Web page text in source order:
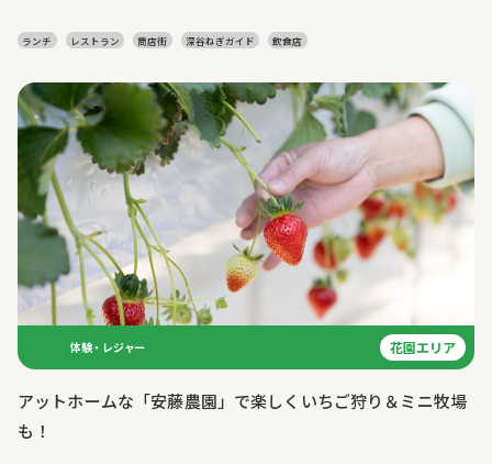
ランチ レストラン 商店街 深谷ねぎガイド 飲食店
体験・レジャー 花園エリア
アットホームな「安藤農園」で楽しくいちご狩り＆ミニ牧場
も！